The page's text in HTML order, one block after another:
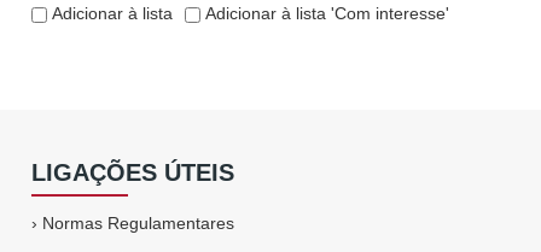
Adicionar à lista Adicionar à lista 'Com interesse'
LIGAÇÕES ÚTEIS
› Normas Regulamentares